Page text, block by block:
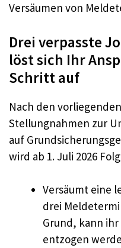
Versäumen von
Drei verpasste
löst sich Ihr
Schritt auf
Nach den
Stellungnahmen zur
auf
wird ab 1. Juli 2026
Versäumt eine
drei
Grund, kann
entzogen